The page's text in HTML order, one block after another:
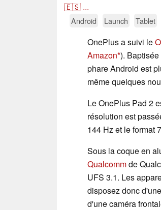
🇪🇸 ...
Android Launch Tablet
OnePlus a suivi le
Amazon ).
phare Android est
même quelques
Le OnePlus Pad 2
résolution est
144 Hz et le format
Sous la coque en
Qualcommde
UFS 3.1. Les
disposez donc
d'une caméra